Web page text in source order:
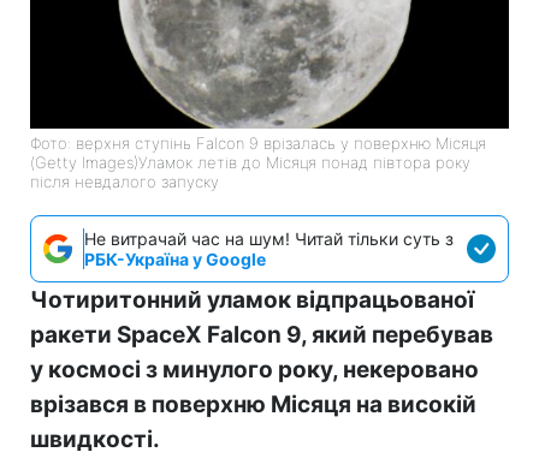
Фото: верхня ступінь Falcon 9 врізалась у поверхню Місяця
(Getty Images)Уламок летів до Місяця понад півтора року
після невдалого запуску
Не витрачай час на шум! Читай тільки суть з
РБК-Україна у Google
Чотиритонний уламок відпрацьованої
ракети SpaceX Falcon 9, який перебував
у космосі з минулого року, некеровано
врізався в поверхню Місяця на високій
швидкості.